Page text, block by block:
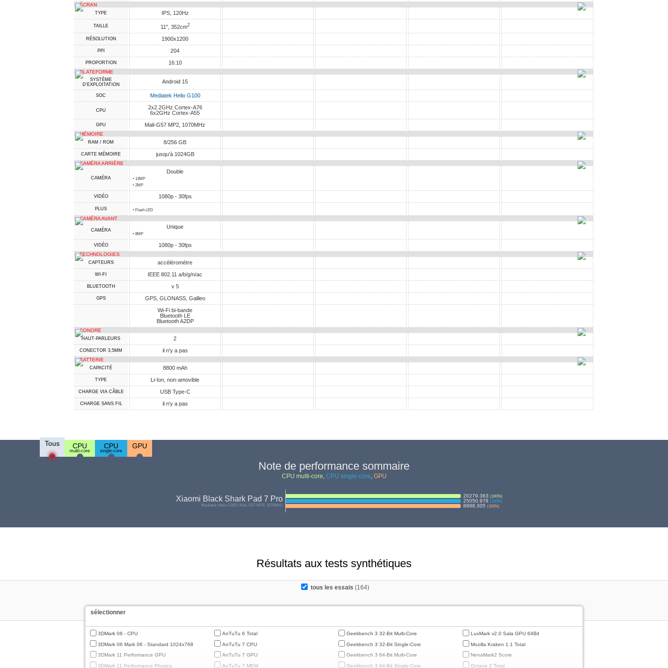
ÉCRAN
TYPE IPS, 120Hz
TAILLE 11", 352cm2
RÉSOLUTION 1900x1200
PPI 204
PROPORTION 16:10
PLATEFORME
SYSTÈME
D'EXPLOITATION
Android 15
SOC Mediatek Helio G100
CPU
2x2.2GHz Cortex-A76
6x2GHz Cortex-A55
GPU Mali-G57 MP2, 1070MHz
MÉMOIRE
RAM / ROM 8/256 GB
CARTE MÉMOIRE jusqu'à 1024GB
CAMÉRA ARRIÈRE
CAMÉRA
Double
• 13MP
• 2MP
VIDÉO 1080p - 30fps
PLUS • Flash LED
CAMÉRA AVANT
CAMÉRA
Unique
• 8MP
VIDÉO 1080p - 30fps
TECHNOLOGIES
CAPTEURS accéléromètre
WI-FI IEEE 802.11 a/b/g/n/ac
BLUETOOTH v 5
GPS
GPS, GLONASS, Galileo
Wi-Fi bi-bande
Bluetooth LE
Bluetooth A2DP
SONORE
HAUT-PARLEURS 2
CONECTOR 3,5MM il n'y a pas
BATTERIE
CAPACITÉ 8800 mAh
TYPE Li-Ion, non-amovible
CHARGE VIA CÂBLE USB Type-C
CHARGE SANS FIL il n'y a pas
Tous CPU
multi-core
CPU
single-core
GPU
Note de performance sommaire
CPU multi-core, CPU single-core, GPU
Xiaomi Black Shark Pad 7 Pro
Mediatek Helio G100 | Mali-G57 MP2, 1070MHz
20279.363 (100%)
25050.978 (100%)
8898.305 (100%)
Résultats aux tests synthétiques
tous les essais (164)
sélectionner
3DMark 06 - CPU
3DMark 06 Mark 06 - Standard 1024x768
3DMark 11 Performance GPU
3DMark 11 Performance Physics
AnTuTu 6 Total
AnTuTu 7 CPU
AnTuTu 7 GPU
AnTuTu 7 MEM
Geekbench 3 32-Bit Multi-Core
Geekbench 3 32-Bit Single-Core
Geekbench 3 64-Bit Multi-Core
Geekbench 3 64-Bit Single-Core
LuxMark v2.0 Sala GPU 64Bit
Mozilla Kraken 1.1 Total
NenaMark2 Score
Octane 2 Total